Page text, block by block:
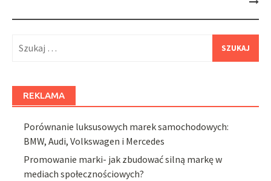
REKLAMA
Porównanie luksusowych marek samochodowych:
BMW, Audi, Volkswagen i Mercedes
Promowanie marki- jak zbudować silną markę w
mediach społecznościowych?